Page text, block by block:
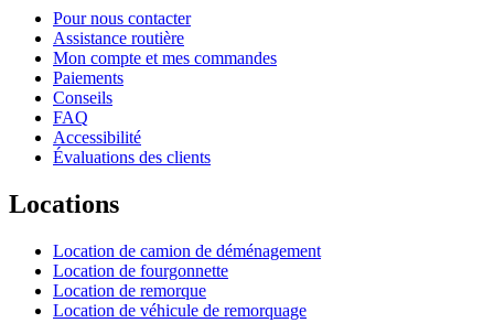
Pour nous contacter
Assistance routière
Mon compte et mes commandes
Paiements
Conseils
FAQ
Accessibilité
Évaluations des clients
Locations
Location de camion de déménagement
Location de fourgonnette
Location de remorque
Location de véhicule de remorquage